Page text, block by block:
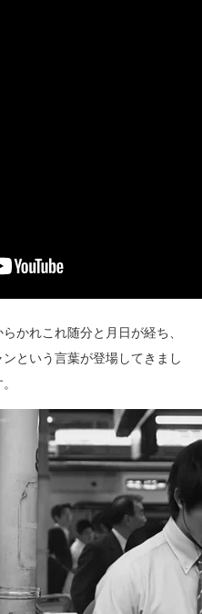
かれこれ随分と月日が経ち、
という言葉が登場してきまし